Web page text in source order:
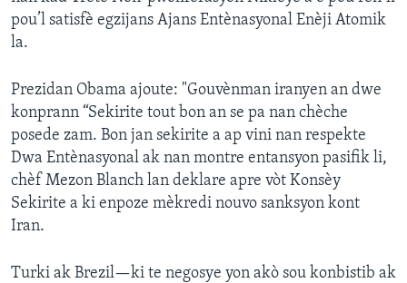
Languages
pou’l satisfè egzijans Ajans Entènasyonal Enèji Atomik
la.
Prezidan Obama ajoute: "Gouvènman iranyen an dwe
konprann “Sekirite tout bon an se pa nan chèche
posede zam. Bon jan sekirite a ap vini nan respekte
Dwa Entènasyonal ak nan montre entansyon pasifik li,
chèf Mezon Blanch lan deklare apre vòt Konsèy
Sekirite a ki enpoze mèkredi nouvo sanksyon kont
Iran.
Turki ak Brezil—ki te negosye yon akò sou konbistib ak